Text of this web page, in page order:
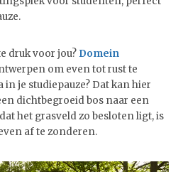
druk voor jou? Domein
om even tot rust te
je studiepauze? Dat kan hier
dichtbegroeid bos naar een
het grasveld zo besloten ligt, is
af te zonderen.